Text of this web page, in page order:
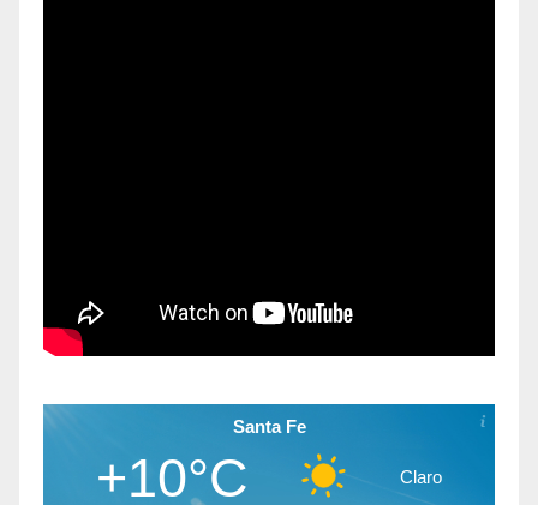
Santa Fe
+10°C Claro